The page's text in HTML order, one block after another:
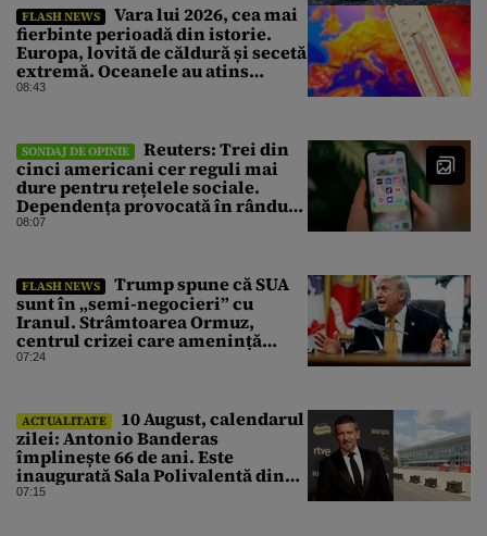
FLASH NEWS
Vara lui 2026, cea mai
fierbinte perioadă din istorie.
Europa, lovită de căldură și secetă
extremă. Oceanele au atins
temperaturi record
08:43
SONDAJ DE OPINIE
Reuters: Trei din
cinci americani cer reguli mai
dure pentru rețelele sociale.
Dependența provocată în rândul
copiilor, principala îngrijorare
08:07
FLASH NEWS
Trump spune că SUA
sunt în „semi-negocieri” cu
Iranul. Strâmtoarea Ormuz,
centrul crizei care amenință
piața mondială a petrolului
07:24
ACTUALITATE
10 August, calendarul
zilei: Antonio Banderas
împlinește 66 de ani. Este
inaugurată Sala Polivalentă din
București
07:15